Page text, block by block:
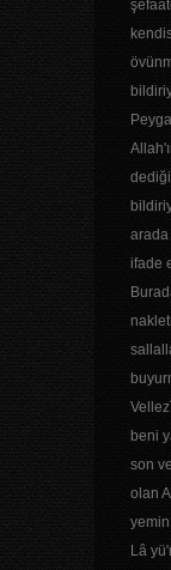
arada
ifade
beni
son
olan
Lâ